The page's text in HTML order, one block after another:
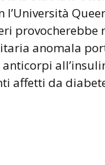
l’Università
provocherebbe
anomala
affetti da